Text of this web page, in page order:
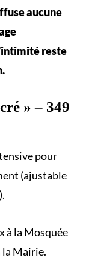
aucune
reste
» – 349
pour
(ajustable
à la Mosquée
Mairie.